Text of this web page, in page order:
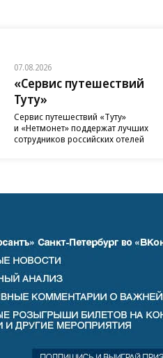
07.08.2026
«Сервис путешествий
Туту»
Сервис путешествий «Туту»
и «Нетмонет» поддержат лучших
сотрудников российских отелей